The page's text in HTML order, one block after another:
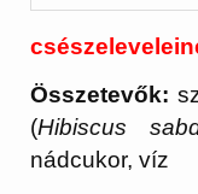
Összetevők:
(Hibiscus
nádcukor, víz